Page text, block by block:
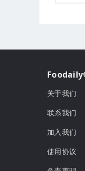
Foodaily
关于我们
联系我们
加入我们
使用协议